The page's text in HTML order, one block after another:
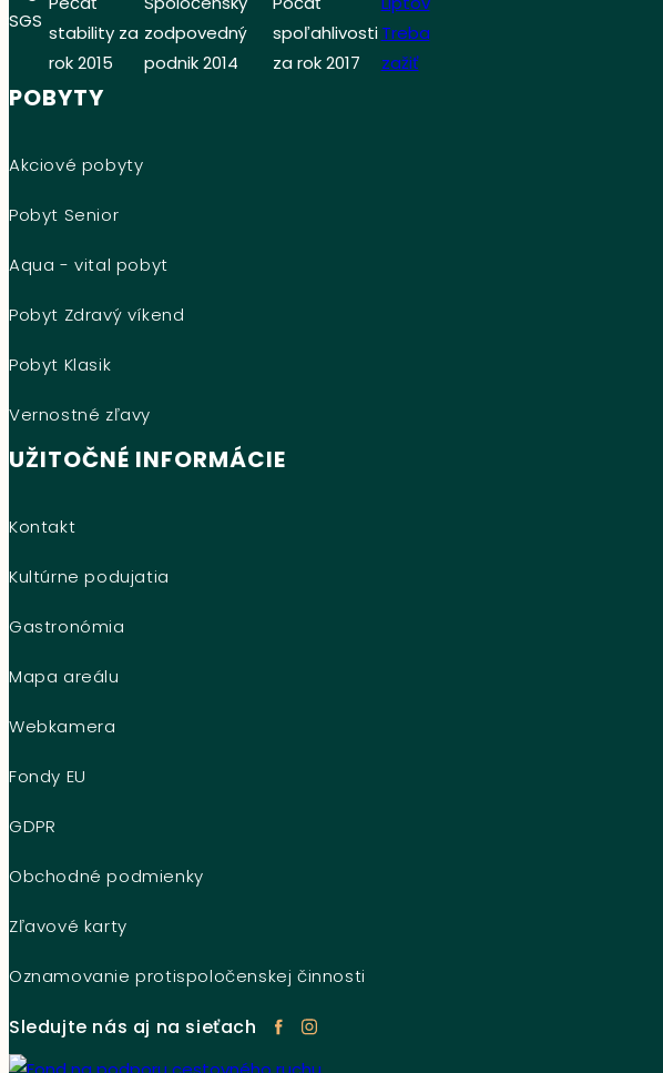
POBYTY
Akciové pobyty
Pobyt Senior
Aqua - vital pobyt
Pobyt Zdravý víkend
Pobyt Klasik
Vernostné zľavy
UŽITOČNÉ INFORMÁCIE
Kontakt
Kultúrne podujatia
Gastronómia
Mapa areálu
Webkamera
Fondy EU
GDPR
Obchodné podmienky
Zľavové karty
Oznamovanie protispoločenskej činnosti
Sledujte nás aj na sieťach